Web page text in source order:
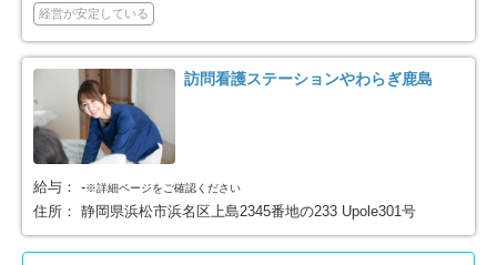
浜松市中央区 浜松市浜名区 34
経営が安定している
訪問看護ステーションやわらぎ鹿島
給与： -※詳細ページをご確認ください
住所： 静岡県浜松市浜名区上島2345番地の233 Upole301号